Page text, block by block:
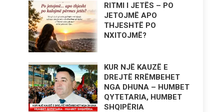
RITMI I JETËS – PO
JETOJMË APO
THJESHTË PO
NXITOJMË?
KUR NJË KAUZË E
DREJTË RRËMBEHET
NGA DHUNA – HUMBET
QYTETARIA, HUMBET
SHQIPËRIA